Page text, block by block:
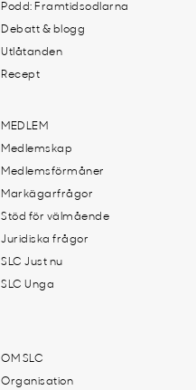
Podd: Framtidsodlarna
Debatt & blogg
Utlåtanden
Recept
MEDLEM
Medlemskap
Medlemsförmåner
Markägarfrågor
Stöd för välmående
Juridiska frågor
SLC Just nu
SLC Unga
OM SLC
Organisation